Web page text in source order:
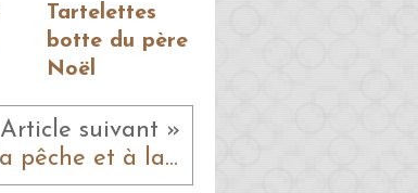
Tartelettes
botte du père
Noël
Article suivant »
Tarte à la pêche et à la framboise